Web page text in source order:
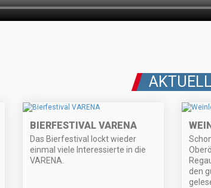
BIERFESTIVAL VARENA
Das Bierfestival lockt wieder
einmal viele Interessierte in die
VARENA.
den